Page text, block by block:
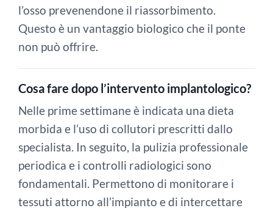
l’osso prevenendone il riassorbimento.
Questo è un vantaggio biologico che il ponte
non può offrire.
Cosa fare dopo l’intervento implantologico?
Nelle prime settimane è indicata una dieta
morbida e l’uso di collutori prescritti dallo
specialista. In seguito, la pulizia professionale
periodica e i controlli radiologici sono
fondamentali. Permettono di monitorare i
tessuti attorno all’impianto e di intercettare